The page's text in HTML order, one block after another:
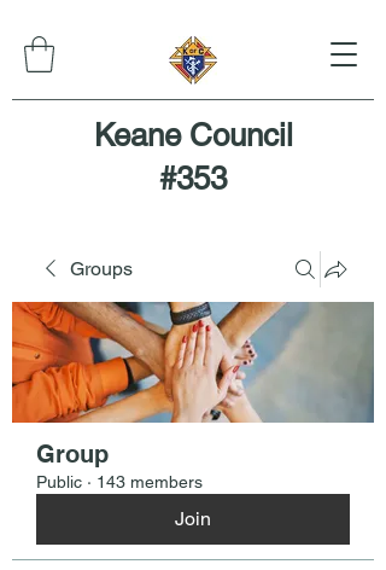
Keane Council
#353
Groups
Group
Public · 143 members
Join